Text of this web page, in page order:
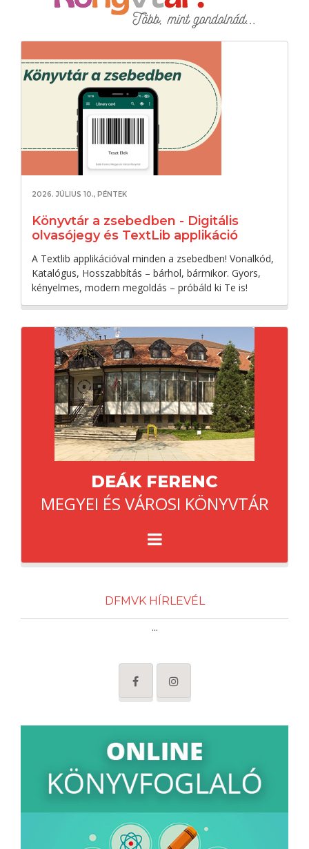
2026. JÚLIUS 10., PÉNTEK
Könyvtár a zsebedben - Digitális
olvasójegy és TextLib applikáció
A Textlib applikációval minden a zsebedben! Vonalkód,
Katalógus, Hosszabbítás – bárhol, bármikor. Gyors,
kényelmes, modern megoldás – próbáld ki Te is!
DEÁK FERENC
MEGYEI ÉS VÁROSI KÖNYVTÁR
DFMVK HÍRLEVÉL
...